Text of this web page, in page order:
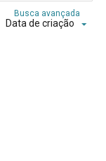
Busca avançada
Data de criação